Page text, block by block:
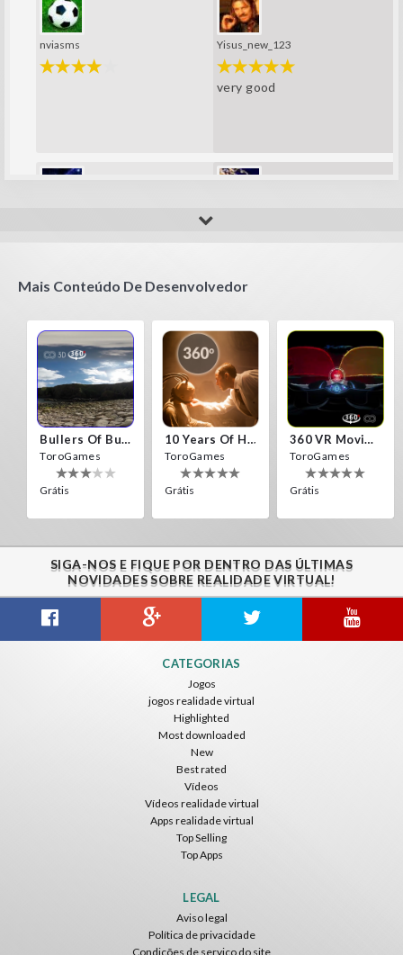
nviasms Yisus_new_123
very good
Mais Conteúdo De Desenvolvedor
Bullers Of Buchan Aberdeen
ToroGames
Grátis
10 Years Of Horror Nights
ToroGames
Grátis
360 VR Movie Experience
ToroGames
Grátis
Caminandes
ToroGames
Grátis
SIGA-NOS E FIQUE POR DENTRO DAS ÚLTIMAS
NOVIDADES SOBRE REALIDADE VIRTUAL!
CATEGORIAS
Jogos
jogos realidade virtual
Highlighted
Most downloaded
New
Best rated
Vídeos
Vídeos realidade virtual
Apps realidade virtual
Top Selling
Top Apps
LEGAL
Aviso legal
Política de privacidade
Condições de serviço do site